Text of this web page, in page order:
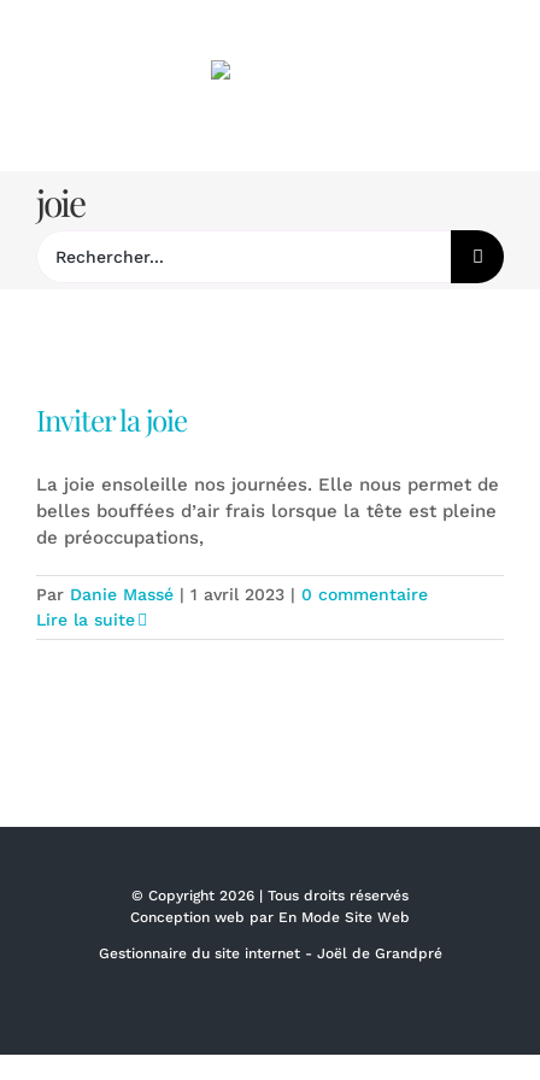
joie
Inviter la joie
La joie ensoleille nos journées. Elle nous permet de
belles bouffées d’air frais lorsque la tête est pleine
de préoccupations,
Par Danie Massé | 1 avril 2023 | 0 commentaire
Lire la suite
© Copyright 2026 | Tous droits réservés
Conception web par En Mode Site Web
Gestionnaire du site internet - Joël de Grandpré